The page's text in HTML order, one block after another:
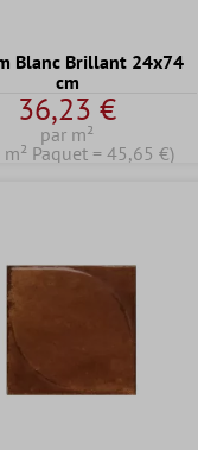
Blanc Brillant 24x74
cm
36,23 €
par m²
m² Paquet = 45,65 €)